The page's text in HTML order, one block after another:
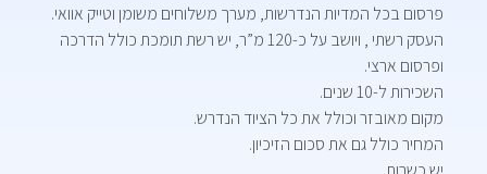
פרסום בכל המדיות הנדרשות, מערך משלוחים משומן וטייק אוואי.
העסק רשתי , ויושב על כ-120 מ”ר, יש רשת תומכת כולל הדרכה
ופרסום ארצי.
השכירות ל-10 שנים.
מקום מאובזר וכולל את כל הציוד הנדרש.
המחיר כולל גם את סכום הזיכיון.